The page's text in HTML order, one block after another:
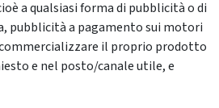
a qualsiasi forma di pubblicità o di
pubblicità a pagamento sui motori
commercializzare il proprio prodotto
e nel posto/canale utile, e